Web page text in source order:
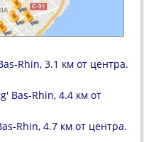
Rhin, 3.1 км от центра.
Bas-Rhin, 4.4 км от
Rhin, 4.7 км от центра.